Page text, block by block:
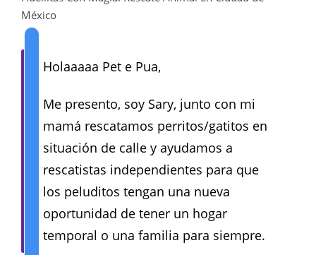
México
Holaaaaa Pet e Pua,
Me presento, soy Sary, junto con mi
mamá rescatamos perritos/gatitos en
situación de calle y ayudamos a
rescatistas independientes para que
los peluditos tengan una nueva
oportunidad de tener un hogar
temporal o una familia para siempre.